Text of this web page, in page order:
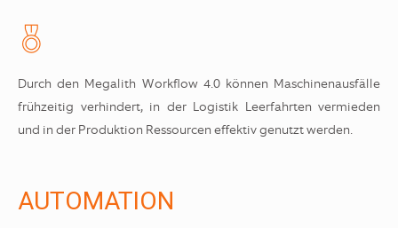
Durch den Megalith Workflow 4.0 können Maschinenausfälle
frühzeitig verhindert, in der Logistik Leerfahrten vermieden
und in der Produktion Ressourcen effektiv genutzt werden.
AUTOMATION